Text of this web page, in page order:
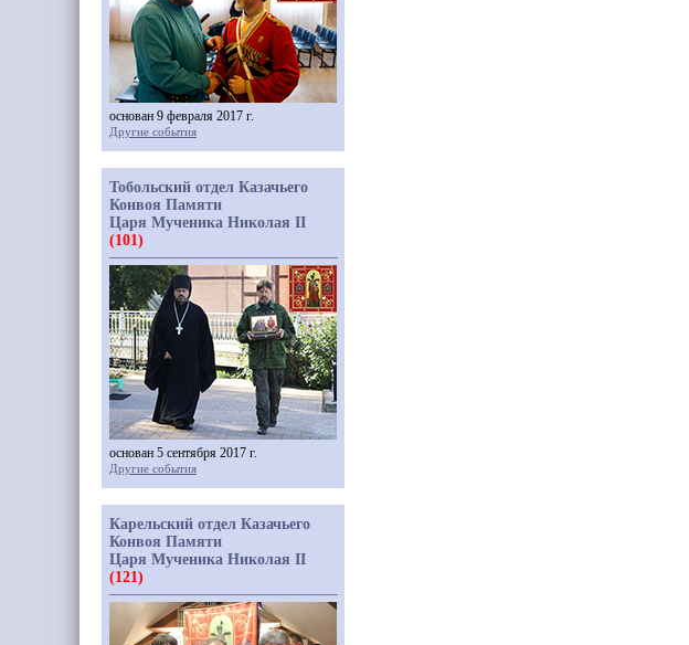
основан 9 февраля 2017 г.
Другие события
Тобольский отдел Казачьего
Конвоя Памяти
Царя Мученика Николая II
(101)
основан 5 сентября 2017 г.
Другие события
Карельский отдел Казачьего
Конвоя Памяти
Царя Мученика Николая II
(121)